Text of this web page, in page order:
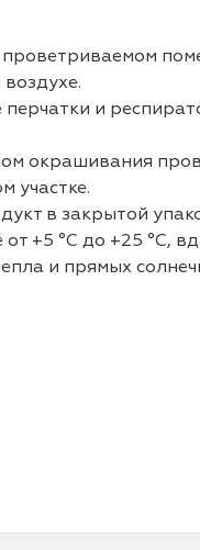
проветриваемом
перчатки и
окрашивания
участке.
в закрытой
+5 °C до +25 °C,
и прямых